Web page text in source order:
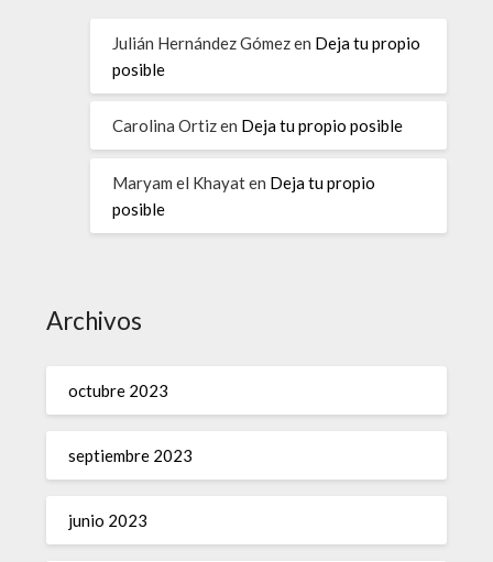
Julián Hernández Gómezen Deja tu propio
posible
Carolina Ortizen Deja tu propio posible
Maryam el Khayaten Deja tu propio
posible
Archivos
octubre 2023
septiembre 2023
junio 2023